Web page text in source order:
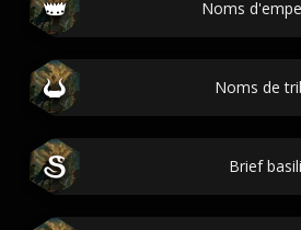
Noms
Noms de
Brief